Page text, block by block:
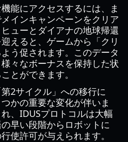
能にアクセスするには、ま
インキャンペーンをクリア
ューとダイアナの地球帰還
えると、ゲームから「クリ
う促されます。このデータ
々なボーナスを保持した状
とができます。
2サイクル」への移行に
かの重要な変化が伴いま
、IDUSプロトコルは大幅
早い段階からロボットに
使許可が与えられます。